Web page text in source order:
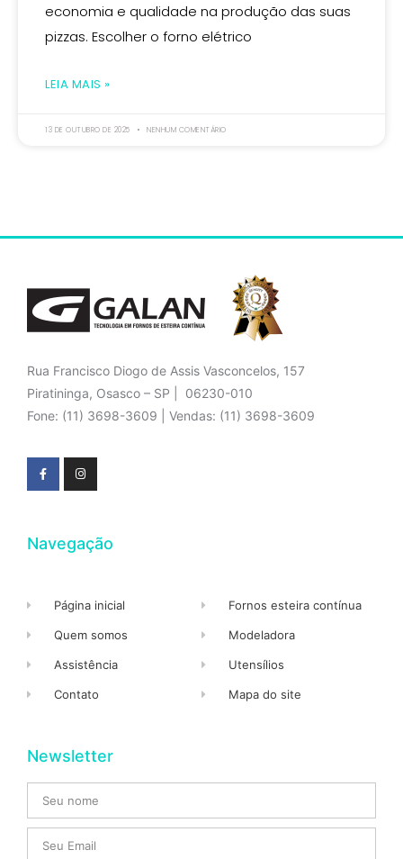
economia e qualidade na produção das suas
pizzas. Escolher o forno elétrico
LEIA MAIS »
13 DE OUTUBRO DE 2025 NENHUM COMENTÁRIO
Rua Francisco Diogo de Assis Vasconcelos, 157
Piratininga, Osasco – SP | 06230-010
Fone: (11) 3698-3609 | Vendas: (11) 3698-3609
Navegação
Página inicial
Quem somos
Assistência
Contato
Fornos esteira contínua
Modeladora
Utensílios
Mapa do site
Newsletter